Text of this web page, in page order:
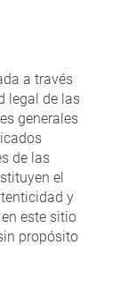
a través
legal de las
generales
de las
el
y
este sitio
propósito